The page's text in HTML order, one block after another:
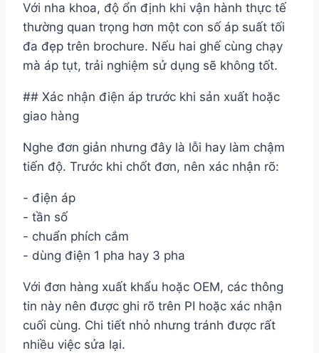
Với nha khoa, độ ổn định khi vận hành thực tế
thường quan trọng hơn một con số áp suất tối
đa đẹp trên brochure. Nếu hai ghế cùng chạy
mà áp tụt, trải nghiệm sử dụng sẽ không tốt.
## Xác nhận điện áp trước khi sản xuất hoặc
giao hàng
Nghe đơn giản nhưng đây là lỗi hay làm chậm
tiến độ. Trước khi chốt đơn, nên xác nhận rõ:
- điện áp
- tần số
- chuẩn phích cắm
- dùng điện 1 pha hay 3 pha
Với đơn hàng xuất khẩu hoặc OEM, các thông
tin này nên được ghi rõ trên PI hoặc xác nhận
cuối cùng. Chi tiết nhỏ nhưng tránh được rất
nhiều việc sửa lại.